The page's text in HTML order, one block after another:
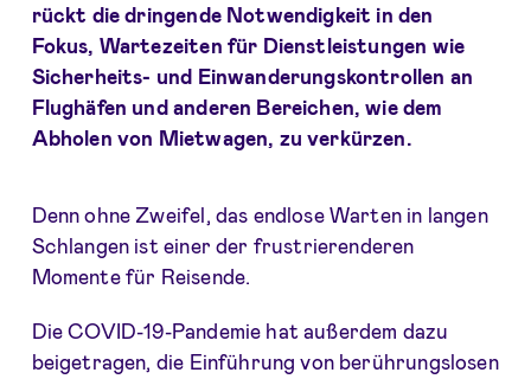
rückt die dringende Notwendigkeit in den
Fokus, Wartezeiten für Dienstleistungen wie
Sicherheits- und Einwanderungskontrollen an
Flughäfen und anderen Bereichen, wie dem
Abholen von Mietwagen, zu verkürzen.
Denn ohne Zweifel, das endlose Warten in langen
Schlangen ist einer der frustrierenderen
Momente für Reisende.
Die COVID-19-Pandemie hat außerdem dazu
beigetragen, die Einführung von berührungslosen